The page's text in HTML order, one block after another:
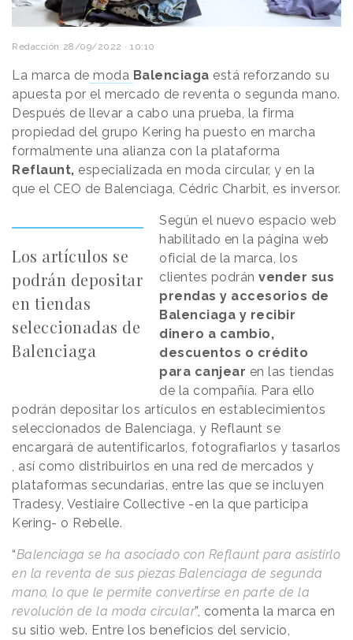
Proyecto educativo
El lanzamiento de “Real Virtual Beauty” se
complementa con varias iniciativas que
la marca
propiedad de Unileverha puesto en marcha en
colaboración con Unreal Engine. Una de ellas es el
programa educativo “
Real Beauty in Games”
, cuyo
objetivo es redefinir la representación de la imagen
de las mujeres y niñas en los videojuegos. Asimismo,
Dove ha puesto en marcha
SuperU Story,un juego
ubicado en el mundo virtual de
Roblox
que, según la
marca, equipa a las niñas con las herramientas que
necesitan para ayudar a combatirlos cánones de
belleza irreales
y para reforzar su autoestima.
Redacción 28/09/2022 · 10:10
La marca de moda Balenciaga está reforzando su
apuesta por el mercado de reventa o segunda mano.
Después de llevar a cabo una prueba, la firma
propiedad del grupo Kering ha puesto en marcha
formalmente una alianza con la plataforma
Reflaunt, especializada en moda circular, y en la
que el CEO de Balenciaga, Cédric Charbit, es inversor.
Los artículos se
podrán depositar
en tiendas
seleccionadas de
Balenciaga
Según el nuevo espacio web
habilitado en la página web
oficial de la marca, los
clientes podrán vender sus
prendas y accesorios de
Balenciaga y recibir
dinero a cambio,
descuentos o crédito
para canjear en las tiendas
de la compañía. Para ello
podrán depositar los artículos en establecimientos
seleccionados de Balenciaga, y Reflaunt se
encargará de autentificarlos, fotografiarlos y tasarlos
, así como distribuirlos en una red de mercados y
plataformas secundarias, entre las que se incluyen
Tradesy, Vestiaire Collective -en la que participa
Kering- o Rebelle.
“Balenciaga se ha asociado con Reflaunt para asistirlo
en la reventa de sus piezas Balenciaga de segunda
mano, lo que le permite convertirse en parte de la
revolución de la moda circular”, comenta la marca en
su sitio web. Entre los beneficios del servicio,